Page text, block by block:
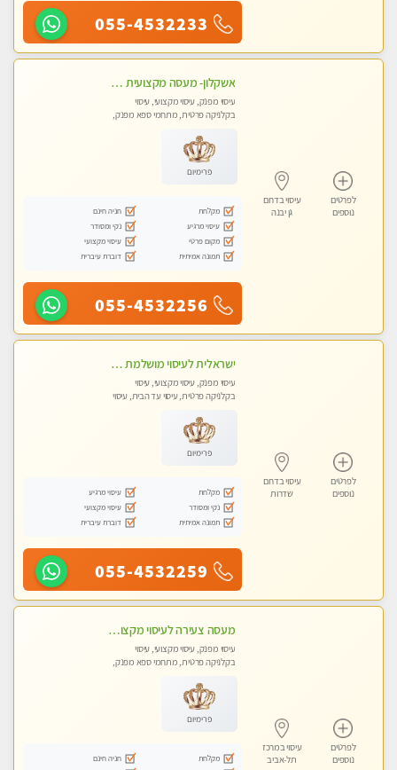
055-4532233
לפרטים
נוספים
עיסוי בדרום
גן יבנה
אשקלון- מעסה מקצועית חדשה ואיכותית לעיסוי מרגיע ומפנק VIP-מומלץ לחלוטין! פרטי! ​​​​​​ Highly recommended
עיסוי מפנק, עיסוי מקצועי, עיסוי
בקלניקה פרטית, מתחמי ספא מפנק,
טנטרה
פרימיום
מקלחת
חניה חינם
עיסוי מרגיע
נקי ומסודר
מקום פרטי
עיסוי מקצועי
תמונה אמיתית
דוברת עיברית
055-4532256
לפרטים
נוספים
עיסוי בדרום
שדרות
ישראלית לעיסוי מושלמת לעיסוי מושלם ואיכותי במיוחד !
עיסוי מפנק, עיסוי מקצועי, עיסוי
בקלניקה פרטית, עיסוי עד הבית, עיסוי
פרימיום
מקלחת
עיסוי מרגיע
נקי ומסודר
עיסוי מקצועי
תמונה אמיתית
דוברת עיברית
055-4532259
לפרטים
נוספים
עיסוי במרכז
תל-אביב
מעסה צעירה לעיסוי מקצועי בבת-ים ללא מין !!
עיסוי מפנק, עיסוי מקצועי, עיסוי
בקלניקה פרטית, מתחמי ספא מפנק,
טנטרה
פרימיום
מקלחת
חניה חינם